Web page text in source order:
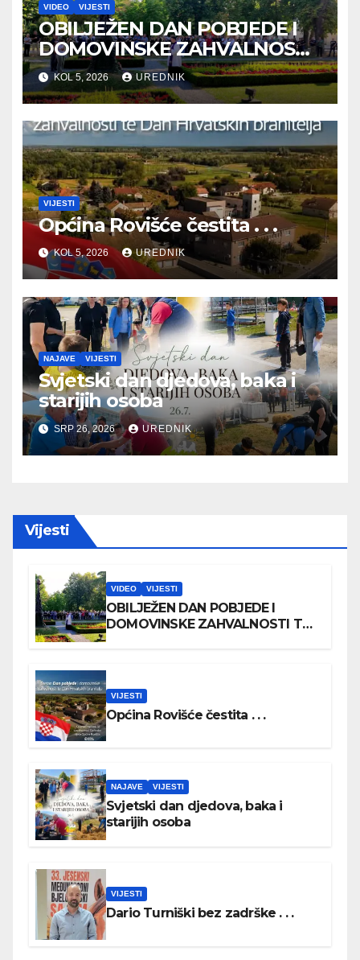
VIDEO VIJESTI
OBILJEŽEN DAN POBJEDE I
DOMOVINSKE ZAHVALNOSTI
TE DAN HRVATSKIH
BRANITELJA
KOL 5, 2026 UREDNIK
VIJESTI
Općina Rovišće čestita . . .
KOL 5, 2026 UREDNIK
NAJAVE VIJESTI
Svjetski dan djedova, baka i
starijih osoba
SRP 26, 2026 UREDNIK
Vijesti
VIDEO VIJESTI
OBILJEŽEN DAN POBJEDE I
DOMOVINSKE ZAHVALNOSTI TE
VIJESTI
Općina Rovišće čestita . . .
NAJAVE VIJESTI
Svjetski dan djedova, baka i
starijih osoba
VIJESTI
Dario Turniški bez zadrške . . .